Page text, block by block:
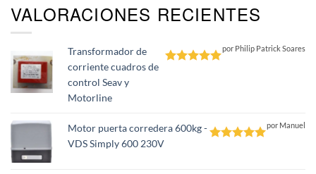
VALORACIONES RECIENTES
Transformador de
corriente cuadros de
control Seav y
Motorline
por Philip Patrick Soares
Motor puerta corredera 600kg -
VDS Simply 600 230V
por Manuel